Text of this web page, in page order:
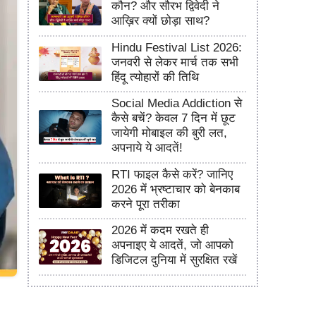
कौन? और सौरभ द्विवेदी ने
आख़िर क्यों छोड़ा साथ?
Hindu Festival List 2026:
जनवरी से लेकर मार्च तक सभी
हिंदू त्योहारों की तिथि
Social Media Addiction से
कैसे बचें? केवल 7 दिन में छूट
जायेगी मोबाइल की बुरी लत,
अपनाये ये आदतें!
RTI फाइल कैसे करें? जानिए
2026 में भ्रष्टाचार को बेनकाब
करने पूरा तरीका
2026 में कदम रखते ही
अपनाइए ये आदतें, जो आपको
डिजिटल दुनिया में सुरक्षित रखें